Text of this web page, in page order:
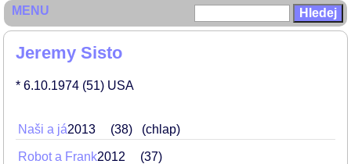
Jeremy Sisto
* 6.10.1974 (51) USA
Naši a já2013 38 (chlap)
Robot a Frank2012 37
MENU